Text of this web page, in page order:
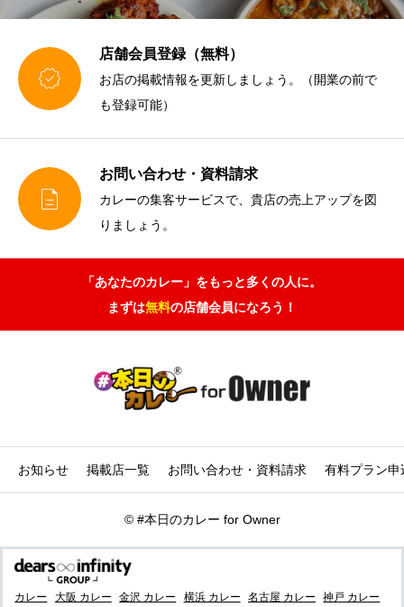

店舗会員登録（無料）
お店の掲載情報を更新しましょう。（開業の前で
も登録可能）

お問い合わせ・資料請求
カレーの集客サービスで、貴店の売上アップを図
りましょう。
「あなたのカレー」をもっと多くの人に。
まずは無料の店舗会員になろう！
お知らせ 掲載店一覧 お問い合わせ・資料請求 有料プラン申
© #本日のカレー for Owner
カレー 大阪 カレー 金沢 カレー 横浜 カレー 名古屋 カレー 神戸 カレー